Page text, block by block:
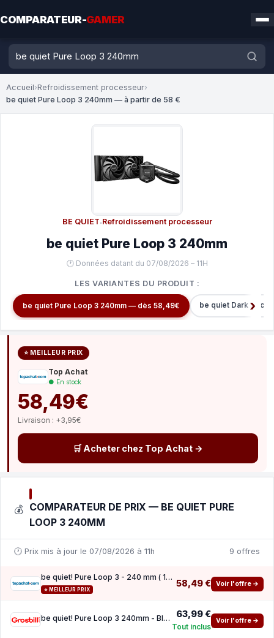
COMPARATEUR-GAMER
Accueil›Refroidissement processeur›
be quiet Pure Loop 3 240mm — à partir de 58 €
BE QUIET·Refroidissement processeur
be quiet Pure Loop 3 240mm
🕐 Données datant du 07/08/2026 – 11H
LES VARIANTES DU PRODUIT :
be quiet Pure Loop 3 240mm — dès 58,49€ be quiet Dark Rock
⭐ MEILLEUR PRIX
Top Achat
● En stock
58,49€
Livraison : +3,95€
🛒 Acheter chez Top Achat →
💰 COMPARATEUR DE PRIX — BE QUIET PURE
LOOP 3 240MM
🕐 Prix mis à jour le 07/08/2026 à 11h 9 offres
be quiet! Pure Loop 3 - 240 mm ( 10 de reduction avec le code promo KOO )
⭐ MEILLEUR PRIX
58,49 € Voir l'offre →
be quiet! Pure Loop 3 240mm - Black 63,99 €
Tout inclus
Voir l'offre →